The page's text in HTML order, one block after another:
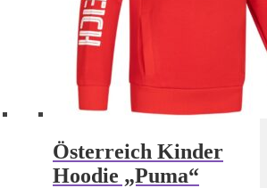
Österreich Kinder
Hoodie „Puma“